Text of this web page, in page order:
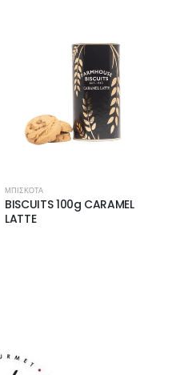
ΜΠΙΣΚΌΤΑ
BISCUITS 100g CARAMEL
LATTE